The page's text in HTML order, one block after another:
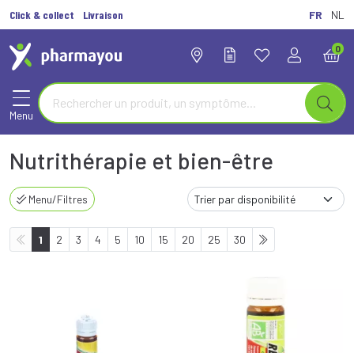
Click & collect Livraison FR NL
0
Menu
Nutrithérapie et bien-être
Menu/Filtres
1 2 3 4 5 10 15 20 25 30